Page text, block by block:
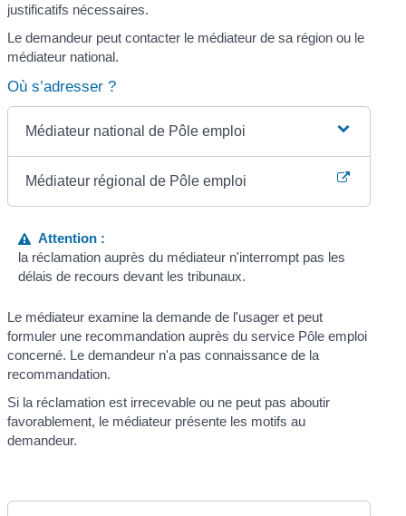
justificatifs nécessaires.
Le demandeur peut contacter le médiateur de sa région ou le
médiateur national.
Où s’adresser ?
Médiateur national de Pôle emploi
Médiateur régional de Pôle emploi
Attention :
la réclamation auprès du médiateur n'interrompt pas les
délais de recours devant les tribunaux.
Le médiateur examine la demande de l'usager et peut
formuler une recommandation auprès du service Pôle emploi
concerné. Le demandeur n'a pas connaissance de la
recommandation.
Si la réclamation est irrecevable ou ne peut pas aboutir
favorablement, le médiateur présente les motifs au
demandeur.